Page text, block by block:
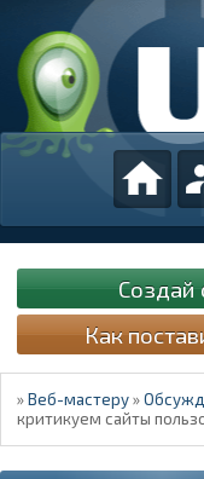
Создай
Как
»Веб-мастеру »
критикуем сайты